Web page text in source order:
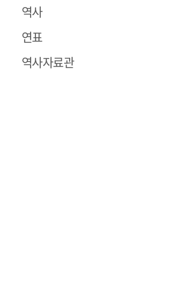
역사
연표
역사자료관